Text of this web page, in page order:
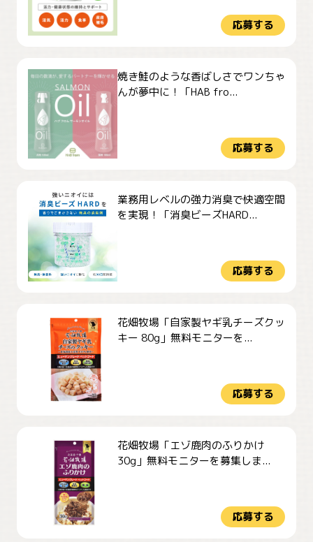
応募する
焼き鮭のような香ばしさでワンちゃ
んが夢中に！「HAB fro...
応募する
業務用レベルの強力消臭で快適空間
を実現！「消臭ビーズHARD...
応募する
花畑牧場「自家製ヤギ乳チーズクッ
キー 80g」無料モニターを...
応募する
花畑牧場「エゾ鹿肉のふりかけ
30g」無料モニターを募集しま...
応募する